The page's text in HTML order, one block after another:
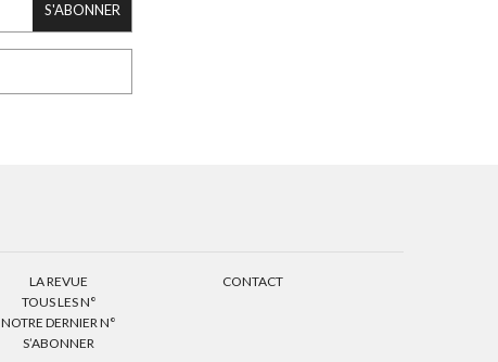
S'ABONNER
LA REVUE
TOUS LES N°
NOTRE DERNIER N°
S’ABONNER
CONTACT